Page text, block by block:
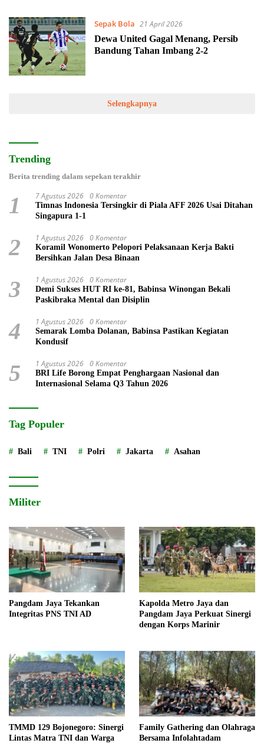
Sepak Bola 21 April 2026
Dewa United Gagal Menang, Persib
Bandung Tahan Imbang 2-2
Selengkapnya
Trending
Berita trending dalam sepekan terakhir
1 7 Agustus 2026 0 Komentar
Timnas Indonesia Tersingkir di Piala AFF 2026 Usai Ditahan
Singapura 1-1
2 1 Agustus 2026 0 Komentar
Koramil Wonomerto Pelopori Pelaksanaan Kerja Bakti
Bersihkan Jalan Desa Binaan
3 1 Agustus 2026 0 Komentar
Demi Sukses HUT RI ke-81, Babinsa Winongan Bekali
Paskibraka Mental dan Disiplin
4 1 Agustus 2026 0 Komentar
Semarak Lomba Dolanan, Babinsa Pastikan Kegiatan
Kondusif
5 1 Agustus 2026 0 Komentar
BRI Life Borong Empat Penghargaan Nasional dan
Internasional Selama Q3 Tahun 2026
Tag Populer
Bali TNI Polri Jakarta Asahan
Militer
Pangdam Jaya Tekankan
Integritas PNS TNI AD
Kapolda Metro Jaya dan
Pangdam Jaya Perkuat Sinergi
dengan Korps Marinir
TMMD 129 Bojonegoro: Sinergi
Lintas Matra TNI dan Warga
Family Gathering dan Olahraga
Bersama Infolahtadam